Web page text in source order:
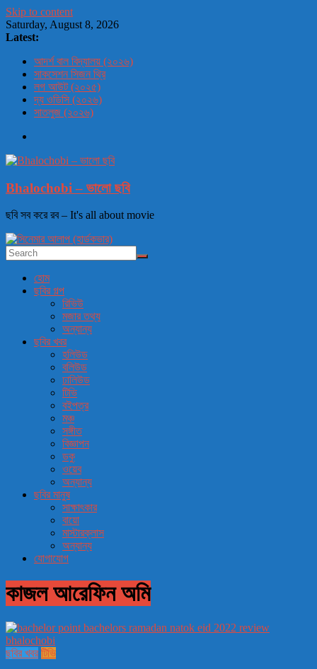
Skip to content
Saturday, August 8, 2026
Latest:
আদর্শ বাল বিদ্যালয় (২০২৬)
সাকসেশন সিজন থ্রি
লগ আউট (২০২৫)
দ্য ওডিসি (২০২৬)
সাতলুজ (২০২৬)
Bhalochobi – ভালো ছবি
ছবি সব করে রব – It's all about movie
হোম
ছবির গল্প
রিভিউ
মজার তথ্য
অন্যান্য
ছবির খবর
হলিউড
বলিউড
ঢালিউড
টিভি
বইপত্র
মঞ্চ
সঙ্গীত
বিজ্ঞাপন
ডকু
ওয়েব
অন্যান্য
ছবির মানুষ
সাক্ষাৎকার
বায়ো
মাস্টারক্লাস
অন্যান্য
যোগাযোগ
কাজল আরেফিন অমি
ছবির খবর টিভি